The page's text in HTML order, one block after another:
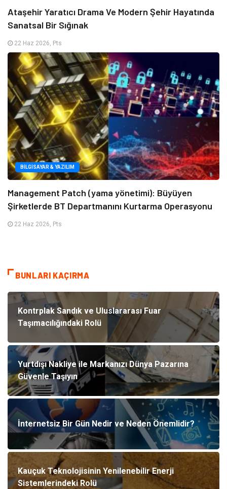
Ataşehir Yaratıcı Drama Ve Modern Şehir Hayatında
Sanatsal Bir Sığınak
22 Haz 2026, Pts
BILGISAYAR & YAZILIM
Management Patch (yama yönetimi): Büyüyen
Şirketlerde BT Departmanını Kurtarma Operasyonu
22 Haz 2026, Pts
BUNLARI KAÇIRMA
Kontrplak Sandık ve Uluslararası Fuar
Taşımacılığındaki Rolü
Yurtdışı Nakliye ile Markanızı Dünya Pazarına
Güvenle Taşıyın
İnternetsiz Bir Gün Nedir ve Neden Önemlidir?
Kauçuk Teknolojisinin Yenilenebilir Enerji
Sistemlerindeki Rolü